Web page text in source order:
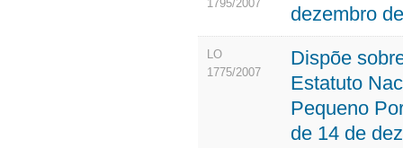
1795/2007
dezembro
LO
1775/2007
Dispõe
Estatuto
Pequeno
de 14 de